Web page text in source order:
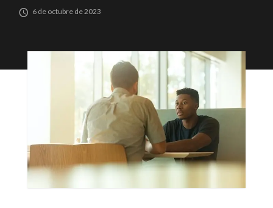
6 de octubre de 2023